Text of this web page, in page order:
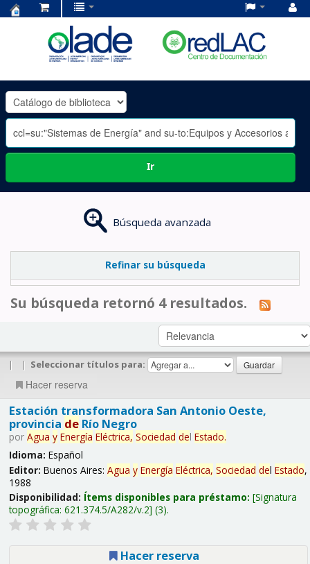
OLADE
-
Ir
Búsqueda avanzada
Refinar su búsqueda
Su búsqueda retornó 4 resultados.
| | Seleccionar títulos para:
Hacer reserva
Estación transformadora San Antonio Oeste,
provincia deRío Negro
por Agua y Energía Eléctrica, Sociedad del Estado.
Idioma: Español
Editor: Buenos Aires: Agua y Energía Eléctrica, Sociedad del Estado,
1988
Disponibilidad: Ítems disponibles para préstamo: Signatura
topográfica: 621.374.5/A282/v.2 (3).
Hacer reserva